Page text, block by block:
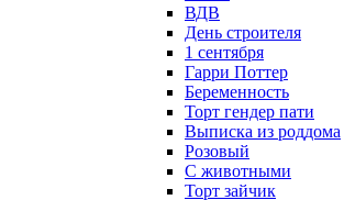
ВДВ
День строителя
1 сентября
Гарри Поттер
Беременность
Торт гендер пати
Выписка из роддома
Розовый
С животными
Торт зайчик